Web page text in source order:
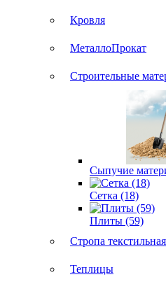
Кровля
МеталлоПрокат
Строительные
Сыпучие
Сетка (18)
Плиты (59)
Стропа
Теплицы